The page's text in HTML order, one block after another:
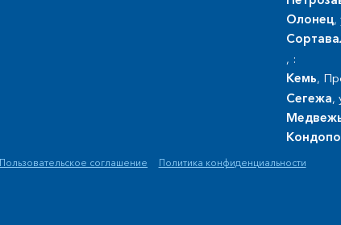
Олонец,
, :
Кемь,
Сегежа,
Пользовательское соглашение Политика конфиденциальности